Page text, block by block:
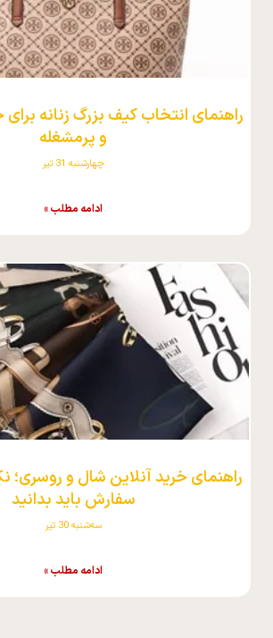
راهنمای انتخاب کیف بزرگ زنانه
و پرمشغله
چهارشنبه 31 تیر
ادامه مطلب »
راهنمای خرید آنلاین شال و روسری؛
سفارش باید بدانید
سه‌شنبه 30 تیر
ادامه مطلب »